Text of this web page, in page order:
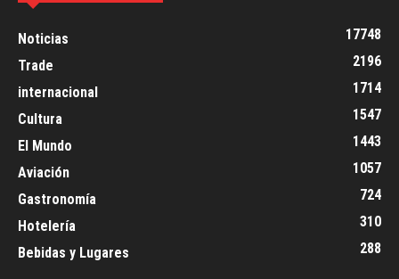
Noticias
17748
Trade
2196
internacional
1714
Cultura
1547
El Mundo
1443
Aviación
1057
Gastronomía
724
Hotelería
310
Bebidas y Lugares
288